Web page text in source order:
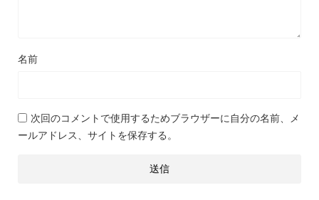
名前
次回のコメントで使用するためブラウザーに自分の名前、メ
ールアドレス、サイトを保存する。